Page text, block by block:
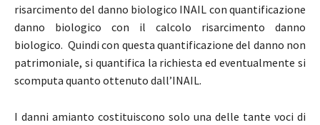
risarcimento del danno biologico INAIL con quantificazione
danno biologico con il calcolo risarcimento danno
biologico. Quindi con questa quantificazione del danno non
patrimoniale, si quantifica la richiesta ed eventualmente si
scomputa quanto ottenuto dall’INAIL.
I danni amianto costituiscono solo una delle tante voci di